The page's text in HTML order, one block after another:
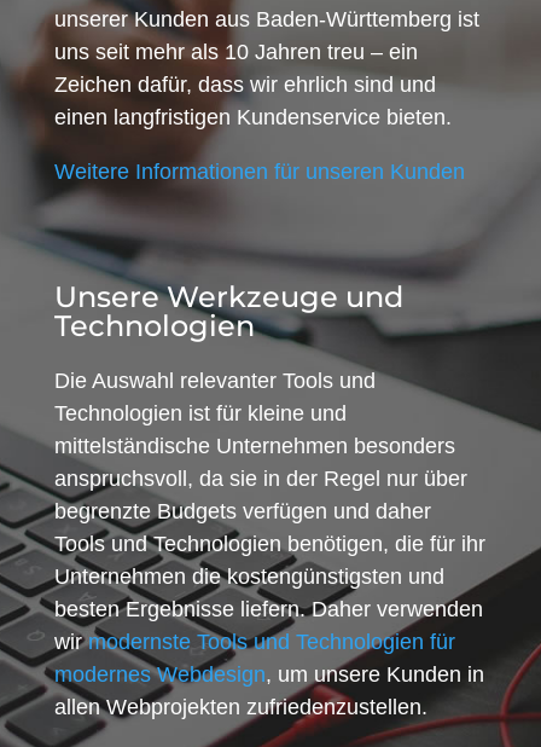
unserer Kunden aus Baden-Württemberg ist
uns seit mehr als 10 Jahren treu – ein
Zeichen dafür, dass wir ehrlich sind und
einen langfristigen Kundenservice bieten.
Weitere Informationen für unseren Kunden
Unsere Werkzeuge und
Technologien
Die Auswahl relevanter Tools und
Technologien ist für kleine und
mittelständische Unternehmen besonders
anspruchsvoll, da sie in der Regel nur über
begrenzte Budgets verfügen und daher
Tools und Technologien benötigen, die für ihr
Unternehmen die kostengünstigsten und
besten Ergebnisse liefern. Daher verwenden
wirmodernste Tools und Technologien für
modernes Webdesign, um unsere Kunden in
allen Webprojekten zufriedenzustellen.